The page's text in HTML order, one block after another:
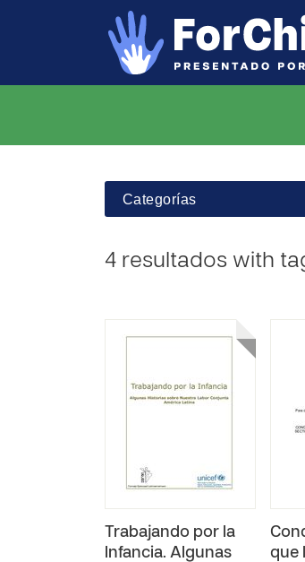
Categorías
4 resultados with
Trabajando por la
Infancia. Algunas
que